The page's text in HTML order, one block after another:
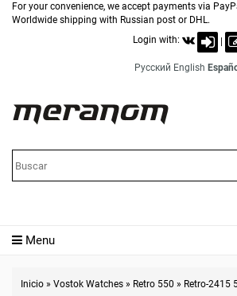
For your convenience, we accept payments via
Worldwide shipping with Russian post or DHL.
Login with:
Русский English
Menu
Inicio » Vostok Watches » Retro 550 » Retro-2415